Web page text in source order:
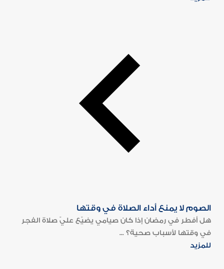
الصوم لا يمنع أداء الصلاة في وقتها
هل أفطر في رمضان إذا كان صيامي يضيّع عليّ صلاة الفجر
في وقتها لأسباب صحية؟ ...
للمزيد